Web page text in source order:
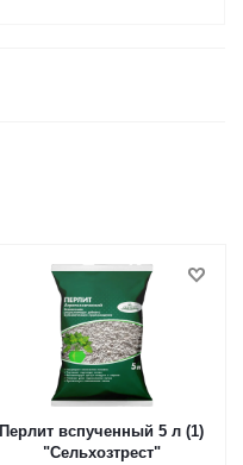
Перлит вспученный 5 л (1)
"Сельхозтрест"